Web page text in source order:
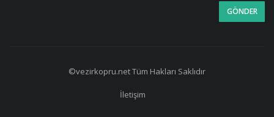
©vezirkopru.net Tüm Hakları Saklıdır
İletişim